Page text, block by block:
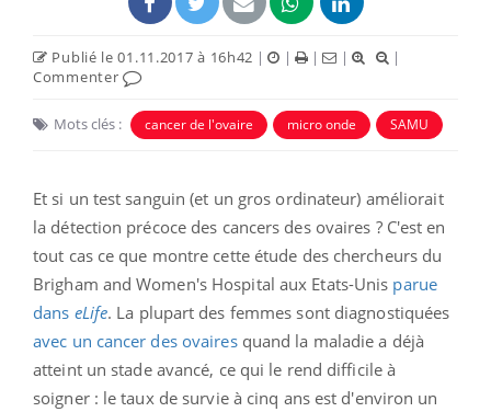
Publié le 01.11.2017 à 16h42 | | | |
|
Commenter
Mots clés : cancer de l'ovaire micro onde SAMU
Et si un test sanguin (et un gros ordinateur) améliorait
la détection précoce des cancers des ovaires ? C'est en
tout cas ce que montre cette étude des chercheurs du
Brigham and Women's Hospital aux Etats-Unis parue
dans eLife. La plupart des femmes sont diagnostiquées
avec un cancer des ovairesquand la maladie a déjà
atteint un stade avancé, ce qui le rend difficile à
soigner : le taux de survie à cinq ans est d'environ un